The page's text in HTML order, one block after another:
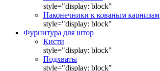
style="display: block"
Наконечники к кованым карнизам
style="display: block"
Фурнитура для штор
Кисти
style="display: block"
Подхваты
style="display: block"